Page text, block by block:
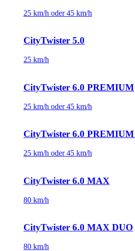
25 km/h oder 45 km/h
CityTwister 5.0
25 km/h
CityTwister 6.0 PREMIUM
25 km/h oder 45 km/h
CityTwister 6.0
25 km/h oder 45 km/h
CityTwister 6.0 MAX
80 km/h
CityTwister 6.0 MAX DUO
80 km/h